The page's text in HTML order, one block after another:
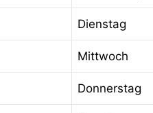
Dienstag
Mittwoch
Donnerstag